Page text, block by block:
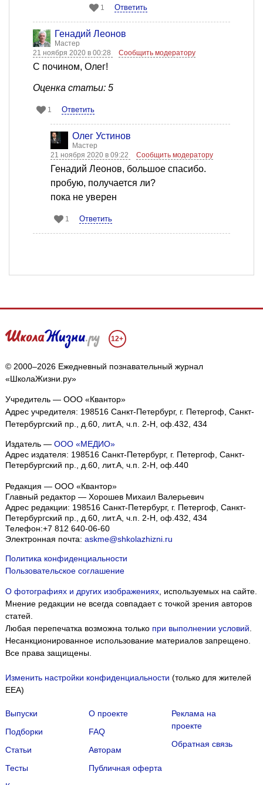
1 Ответить
Генадий Леонов
Мастер
21 ноября 2020 в 00:28
Сообщить модератору
С почином, Олег!
Оценка статьи: 5
1 Ответить
Олег Устинов
Мастер
21 ноября 2020 в 09:22
Сообщить модератору
Генадий Леонов, большое спасибо.
пробую, получается ли?
пока не уверен
1 Ответить
12+
© 2000–2026 Ежедневный познавательный журнал
«ШколаЖизни.ру»
Учредитель — ООО «Квантор»
Адрес учредителя: 198516 Санкт-Петербург, г. Петергоф, Санкт-
Петербургский пр., д.60, лит.А, ч.п. 2-Н, оф.432, 434
Издатель — ООО «МЕДИО»
Адрес издателя: 198516 Санкт-Петербург, г. Петергоф, Санкт-
Петербургский пр., д.60, лит.А, ч.п. 2-Н, оф.440
Редакция — ООО «Квантор»
Главный редактор — Хорошев Михаил Валерьевич
Адрес редакции: 198516 Санкт-Петербург, г. Петергоф Санкт-
Петербургский пр., д.60, лит.А, ч.п. 2-Н, оф.432, 434
Телефон:+7 812 640-06-60
Электронная почта: askme@shkolazhizni.ru
Политика конфиденциальности
Пользовательское соглашение
О фотографиях и других изображениях, используемых на сайте.
Мнение редакции не всегда совпадает с точкой зрения авторов
статей.
Любая перепечатка возможна только при выполнении условий
Несанкционированное использование материалов запрещено.
Все права защищены.
Изменить настройки конфиденциальности (только для жителей
EEA)
Выпуски
Подборки
Статьи
Тесты
О проекте
FAQ
Авторам
Публичная оферта
Реклама на
проекте
Обратная связь